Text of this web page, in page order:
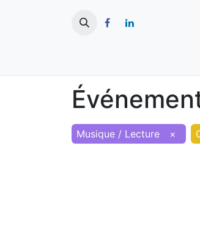
Musique / Lecture ×